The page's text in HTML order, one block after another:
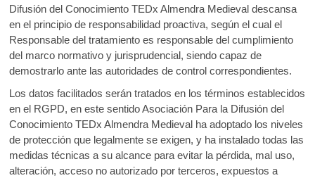
Difusión del Conocimiento TEDx Almendra Medieval descansa
en el principio de responsabilidad proactiva, según el cual el
Responsable del tratamiento es responsable del cumplimiento
del marco normativo y jurisprudencial, siendo capaz de
demostrarlo ante las autoridades de control correspondientes.
Los datos facilitados serán tratados en los términos establecidos
en el RGPD, en este sentido Asociación Para la Difusión del
Conocimiento TEDx Almendra Medieval ha adoptado los niveles
de protección que legalmente se exigen, y ha instalado todas las
medidas técnicas a su alcance para evitar la pérdida, mal uso,
alteración, acceso no autorizado por terceros, expuestos a